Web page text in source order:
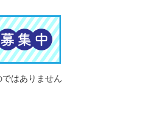
はありません